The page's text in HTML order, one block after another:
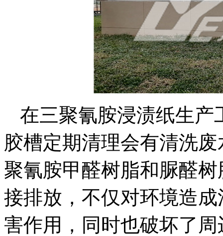
在三聚氰胺浸渍纸生产
胶槽定期清理会有清洗
聚氰胺甲醛树脂和脲醛
接排放，不仅对环境造
害作用，同时也破坏了